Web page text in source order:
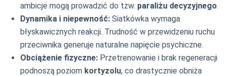
ambicje mogą prowadzić do tzw. paraliżu decyzyjnego.
Dynamika i niepewność: Siatkówka wymaga
błyskawicznych reakcji. Trudność w przewidzeniu ruchu
przeciwnika generuje naturalne napięcie psychiczne.
Obciążenie fizyczne: Przetrenowanie i brak regeneracji
podnoszą poziom kortyzolu, co drastycznie obniża